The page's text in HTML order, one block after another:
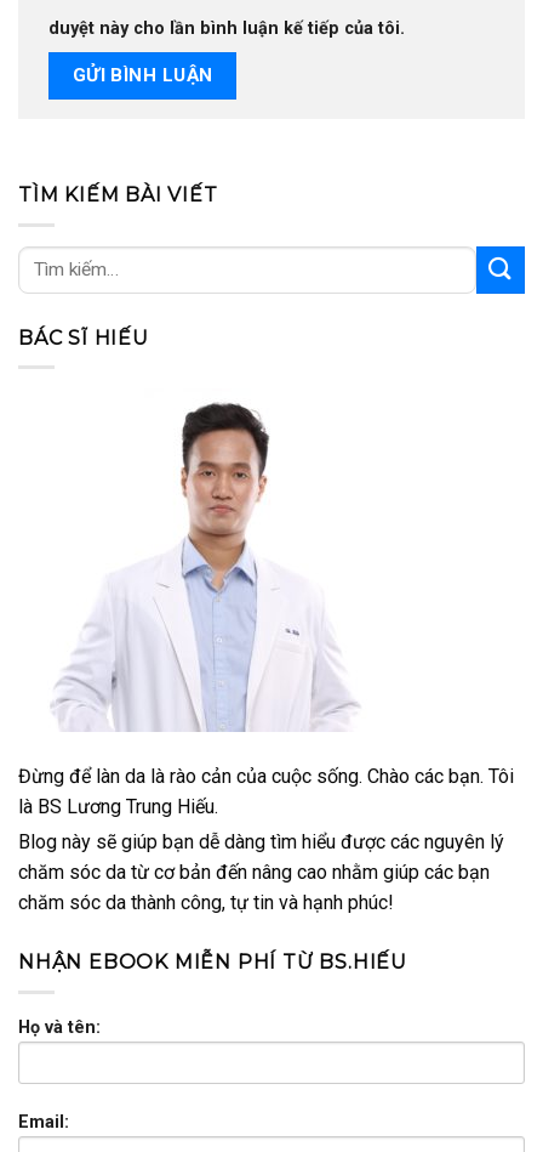
duyệt này cho lần bình luận kế tiếp của tôi.
TÌM KIẾM BÀI VIẾT
BÁC SĨ HIẾU
Đừng để làn da là rào cản của cuộc sống. Chào các bạn. Tôi
là BS Lương Trung Hiếu.
Blog này sẽ giúp bạn dễ dàng tìm hiểu được các nguyên lý
chăm sóc da từ cơ bản đến nâng cao nhằm giúp các bạn
chăm sóc da thành công, tự tin và hạnh phúc!
NHẬN EBOOK MIỄN PHÍ TỪ BS.HIẾU
Họ và tên:
Email: